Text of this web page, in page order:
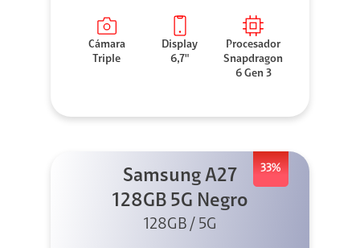
Cámara
Triple
Display
6,7"
Procesador
Snapdragon
6 Gen 3
33%
Samsung A27
128GB 5G Negro
128GB / 5G